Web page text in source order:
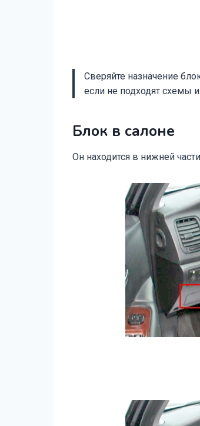
Сверяйте назначение
если не подходят схемы
Блок в салоне
Он находится в нижней